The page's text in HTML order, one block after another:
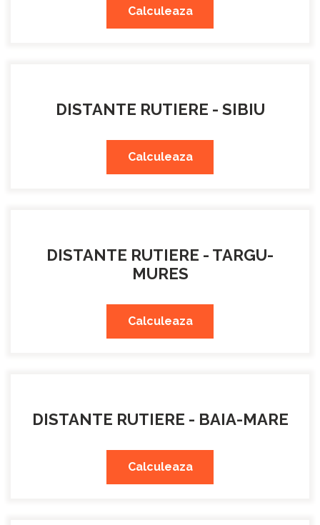
Calculeaza
DISTANTE RUTIERE - SIBIU
Calculeaza
DISTANTE RUTIERE - TARGU-
MURES
Calculeaza
DISTANTE RUTIERE - BAIA-MARE
Calculeaza